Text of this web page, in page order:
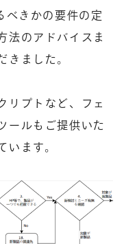
べきかの要件の定
法のアドバイスま
きました。
リプトなど、フェ
ールもご提供いた
います。